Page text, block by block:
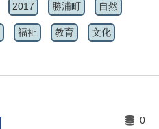
2017 勝浦町 自然
福祉 教育 文化
0